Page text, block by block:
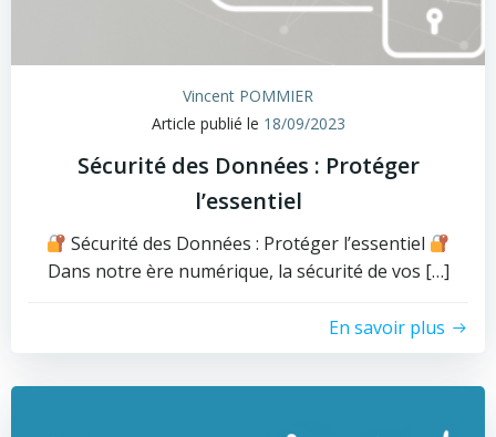
Vincent POMMIER
Article publié le 18/09/2023
Sécurité des Données : Protéger
l’essentiel
Sécurité des Données : Protéger l’essentiel
Dans notre ère numérique, la sécurité de vos […]
En savoir plus